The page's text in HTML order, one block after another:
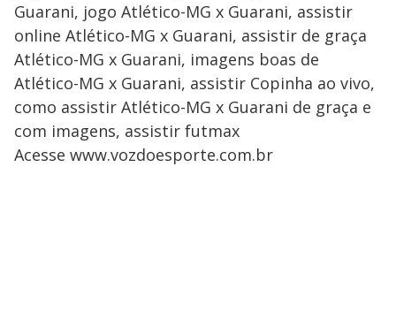
Guarani, jogo Atlético-MG x Guarani, assistir
online Atlético-MG x Guarani, assistir de graça
Atlético-MG x Guarani, imagens boas de
Atlético-MG x Guarani, assistir Copinha ao vivo,
como assistir Atlético-MG x Guarani de graça e
com imagens, assistir futmax
Acesse www.vozdoesporte.com.br